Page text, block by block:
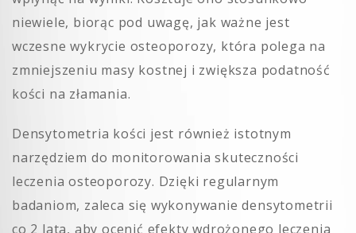
niewiele, biorąc pod uwagę, jak ważne jest
wczesne wykrycie osteoporozy, która polega na
zmniejszeniu masy kostnej i zwiększa podatność
kości na złamania.
Densytometria kości jest również istotnym
narzędziem do monitorowania skuteczności
leczenia osteoporozy. Dzięki regularnym
badaniom, zaleca się wykonywanie densytometrii
co 2 lata, aby ocenić efekty wdrożonego leczenia